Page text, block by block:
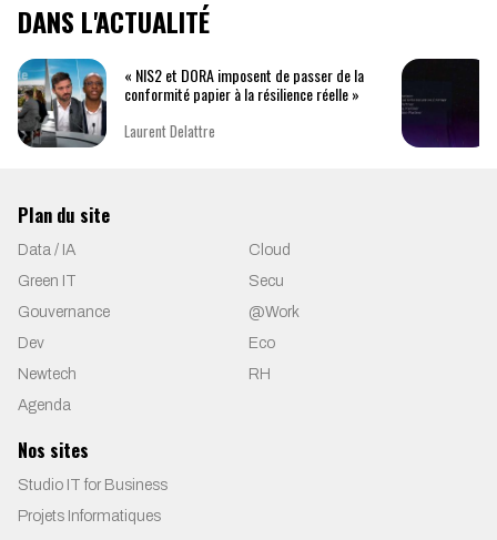
DANS L'ACTUALITÉ
« NIS2 et DORA imposent de passer de la
conformité papier à la résilience réelle »
Laurent Delattre
Plan du site
Data / IA
Cloud
Green IT
Secu
Gouvernance
@Work
Dev
Eco
Newtech
RH
Agenda
Nos sites
Studio IT for Business
Projets Informatiques